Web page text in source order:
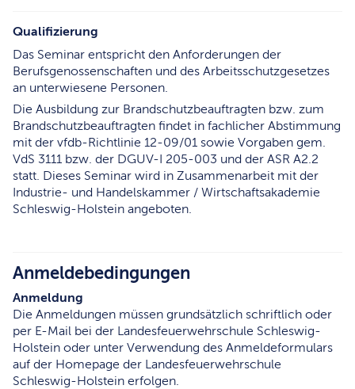
Qualifizierung
Das Seminar entspricht den Anforderungen der
Berufsgenossenschaften und des Arbeitsschutzgesetzes
an unterwiesene Personen.
Die Ausbildung zur Brandschutzbeauftragten bzw. zum
Brandschutzbeauftragten findet in fachlicher Abstimmung
mit der vfdb-Richtlinie 12-09/01 sowie Vorgaben gem.
VdS 3111 bzw. der DGUV-I 205-003 und der ASR A2.2
statt. Dieses Seminar wird in Zusammenarbeit mit der
Industrie- und Handelskammer / Wirtschaftsakademie
Schleswig-Holstein angeboten.
Anmeldebedingungen
Anmeldung
Die Anmeldungen müssen grundsätzlich schriftlich oder
per E-Mail bei der Landesfeuerwehrschule Schleswig-
Holstein oder unter Verwendung des Anmeldeformulars
auf der Homepage der Landesfeuerwehrschule
Schleswig-Holstein erfolgen.